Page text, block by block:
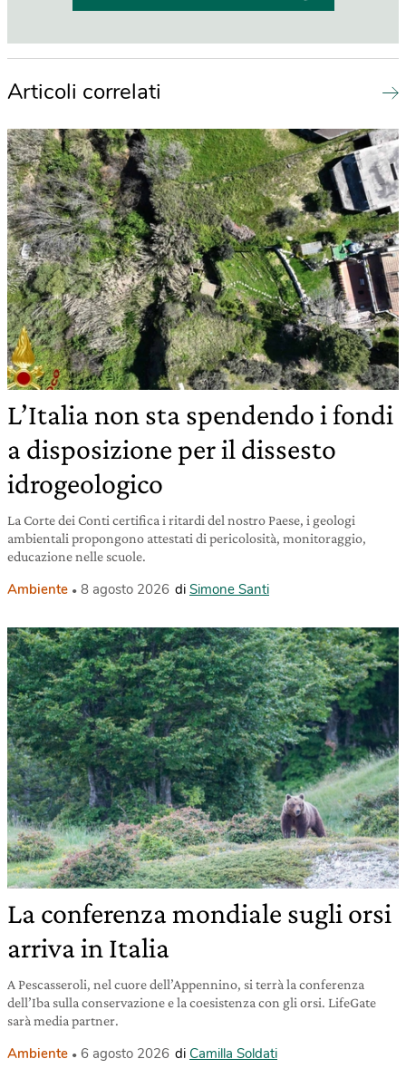
Articoli correlati
L’Italia non sta spendendo i fondi
a disposizione per il dissesto
idrogeologico
La Corte dei Conti certifica i ritardi del nostro Paese, i geologi
ambientali propongono attestati di pericolosità, monitoraggio,
educazione nelle scuole.
Ambiente 8 agosto 2026 di Simone Santi
La conferenza mondiale sugli orsi
arriva in Italia
A Pescasseroli, nel cuore dell’Appennino, si terrà la conferenza
dell’Iba sulla conservazione e la coesistenza con gli orsi. LifeGate
sarà media partner.
Ambiente 6 agosto 2026 di Camilla Soldati